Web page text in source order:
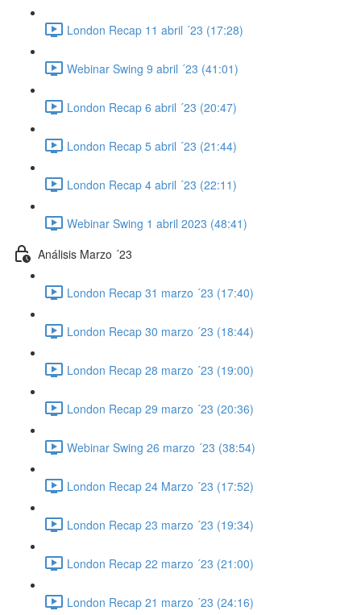
London Recap 11 abril ´23 (17:28)
Webinar Swing 9 abril ´23 (41:01)
London Recap 6 abril ´23 (20:47)
London Recap 5 abril ´23 (21:44)
London Recap 4 abril ´23 (22:11)
Webinar Swing 1 abril 2023 (48:41)
Análisis Marzo ´23
London Recap 31 marzo ´23 (17:40)
London Recap 30 marzo ´23 (18:44)
London Recap 28 marzo ´23 (19:00)
London Recap 29 marzo ´23 (20:36)
Webinar Swing 26 marzo ´23 (38:54)
London Recap 24 Marzo ´23 (17:52)
London Recap 23 marzo ´23 (19:34)
London Recap 22 marzo ´23 (21:00)
London Recap 21 marzo ´23 (24:16)